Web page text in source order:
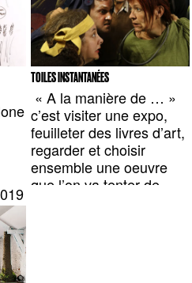
TOILES INSTANTANÉES
« A la manière de … »
c’est visiter une expo,
feuilleter des livres d’art,
regarder et choisir
ensemble une oeuvre
que l’on va tenter de
— BRUXELLES, BE